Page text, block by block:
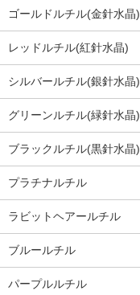
ゴールドルチル(金針水晶)
レッドルチル(紅針水晶)
シルバールチル(銀針水晶)
グリーンルチル(緑針水晶)
ブラックルチル(黒針水晶)
プラチナルチル
ラビットヘアールチル
ブルールチル
パープルルチル